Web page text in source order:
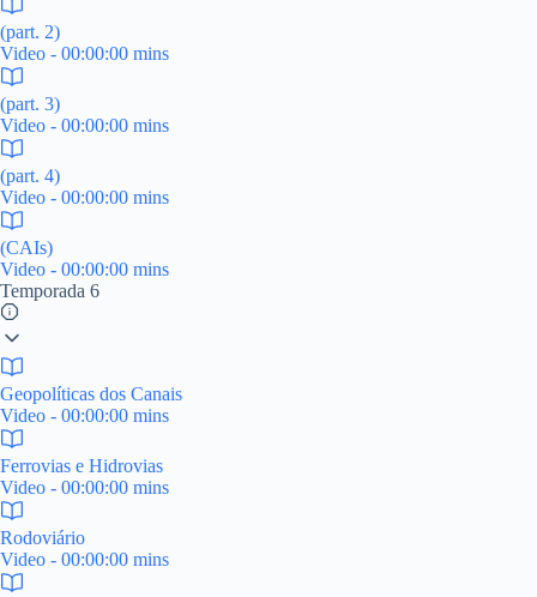
(part. 2)
Video - 00:00:00 mins
(part. 3)
Video - 00:00:00 mins
(part. 4)
Video - 00:00:00 mins
(CAIs)
Video - 00:00:00 mins
Temporada 6
Geopolíticas dos Canais
Video - 00:00:00 mins
Ferrovias e Hidrovias
Video - 00:00:00 mins
Rodoviário
Video - 00:00:00 mins